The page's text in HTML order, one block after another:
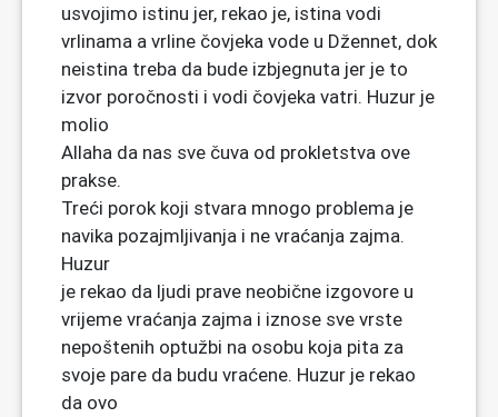
usvojimo istinu jer, rekao je, istina vodi
vrlinama a vrline čovjeka vode u Džennet, dok
neistina treba da bude izbjegnuta jer je to
izvor poročnosti i vodi čovjeka vatri. Huzur je
molio
Allaha da nas sve čuva od prokletstva ove
prakse.
Treći porok koji stvara mnogo problema je
navika pozajmljivanja i ne vraćanja zajma.
Huzur
je rekao da ljudi prave neobične izgovore u
vrijeme vraćanja zajma i iznose sve vrste
nepoštenih optužbi na osobu koja pita za
svoje pare da budu vraćene. Huzur je rekao
da ovo